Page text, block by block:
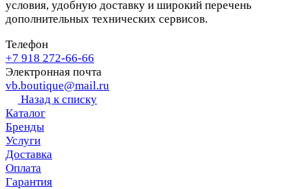
условия, удобную доставку и широкий перечень
дополнительных технических сервисов.
Телефон
+7 918 272-66-66
Электронная почта
vb.boutique@mail.ru
Назад к списку
Каталог
Бренды
Услуги
Доставка
Оплата
Гарантия